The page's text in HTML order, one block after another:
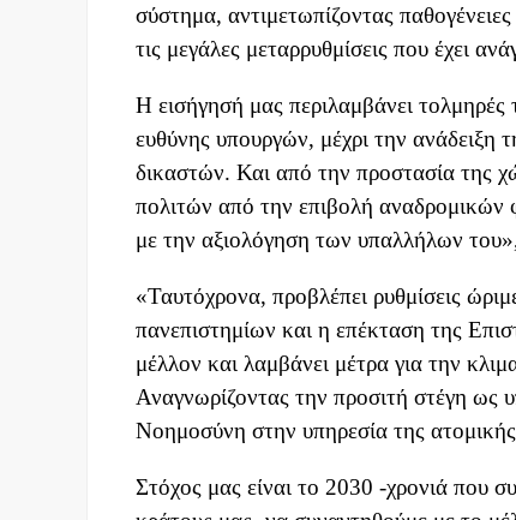
σύστημα, αντιμετωπίζοντας
τις μεγάλες μεταρρυθμίσεις που έχει
Η εισήγησή μας περιλαμβάνει
ευθύνης υπουργών, μέχρι την ανάδειξη
δικαστών. Και από την προστασία της
πολιτών από την επιβολή
με την αξιολόγηση των υπαλλήλων
«Ταυτόχρονα, προβλέπει ρυθμίσεις
πανεπιστημίων και η επέκταση της
μέλλον και λαμβάνει μέτρα για την
Αναγνωρίζοντας την προσιτή στέγη ως
Νοημοσύνη στην υπηρεσία της
Στόχος μας είναι το 2030 -χρονιά που